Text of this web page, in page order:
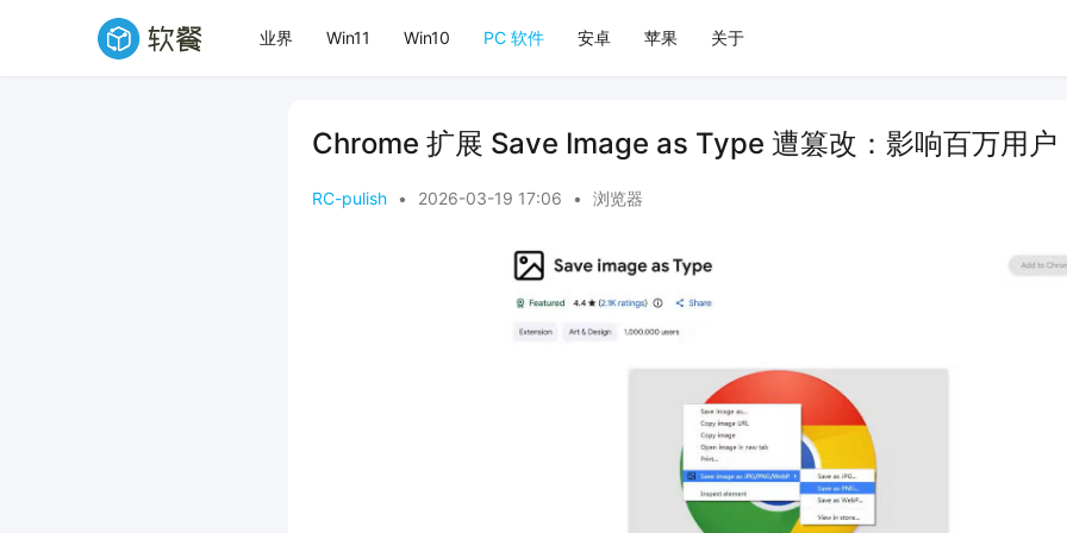
业界 Win11 Win10 PC 软件 安卓 苹果 关于
Chrome 扩展 Save Image as Type 遭篡改：影响百万用户
RC-pulish • 2026-03-19 17:06 • 浏览器